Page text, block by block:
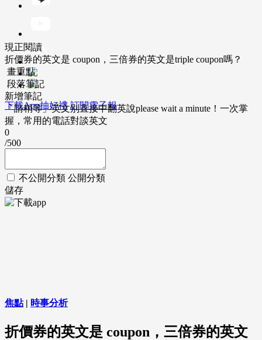
下載App抽好禮 訂閱電子報
現正閱讀
折價券的英文是 coupon，三倍券的英文是triple coupon嗎？
畫重點
段落筆記
新增筆記
「請稍等」英文別直接中翻英說please wait a minute！一次掌
握，常用的電話對談英文
0
/500
不公開分類 公開分類
儲存
焦點| 時事分析
折價券的英文是 coupon，三倍券的英文